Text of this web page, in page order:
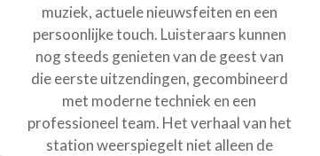
muziek, actuele nieuwsfeiten en een
persoonlijke touch. Luisteraars kunnen
nog steeds genieten van de geest van
die eerste uitzendingen, gecombineerd
met moderne techniek en een
professioneel team. Het verhaal van het
station weerspiegelt niet alleen de